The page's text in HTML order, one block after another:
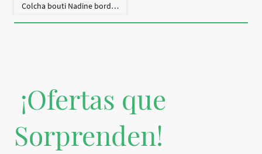
Colcha bouti Nadine bordado + fundas cojín
¡Ofertas que
Sorprenden!